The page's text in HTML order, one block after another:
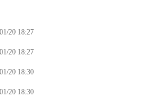
20 18:27
20 18:27
20 18:30
20 18:30